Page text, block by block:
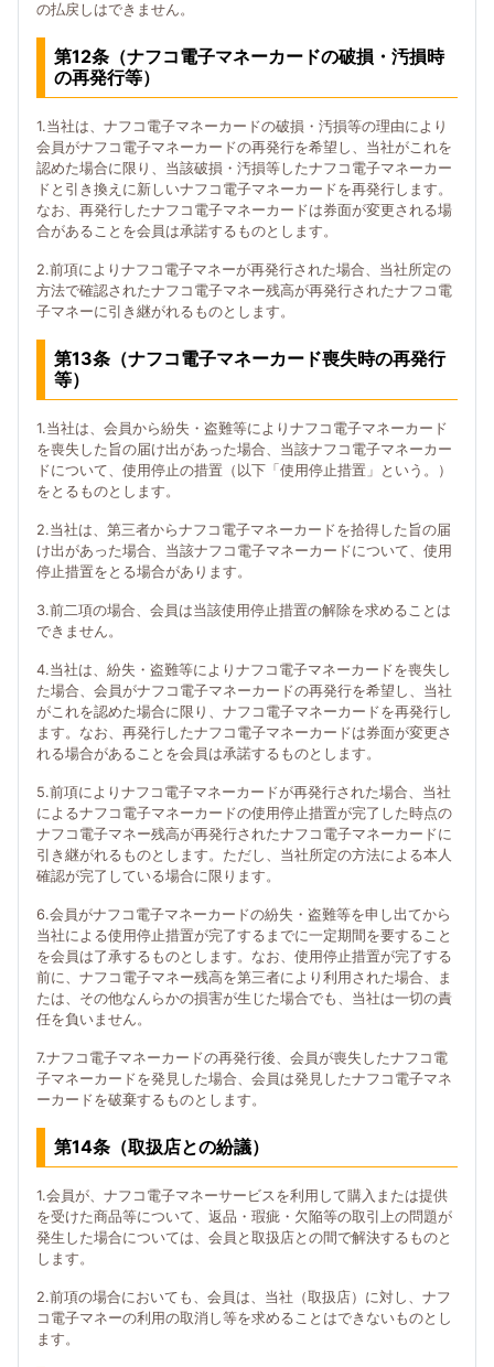
の払戻しはできません。
第12条（ナフコ電子マネーカードの破損・汚損時
の再発行等）
1.当社は、ナフコ電子マネーカードの破損・汚損等の理由により
会員がナフコ電子マネーカードの再発行を希望し、当社がこれを
認めた場合に限り、当該破損・汚損等したナフコ電子マネーカー
ドと引き換えに新しいナフコ電子マネーカードを再発行します。
なお、再発行したナフコ電子マネーカードは券面が変更される場
合があることを会員は承諾するものとします。
2.前項によりナフコ電子マネーが再発行された場合、当社所定の
方法で確認されたナフコ電子マネー残高が再発行されたナフコ電
子マネーに引き継がれるものとします。
第13条（ナフコ電子マネーカード喪失時の再発行
等）
1.当社は、会員から紛失・盗難等によりナフコ電子マネーカード
を喪失した旨の届け出があった場合、当該ナフコ電子マネーカー
ドについて、使用停止の措置（以下「使用停止措置」という。）
をとるものとします。
2.当社は、第三者からナフコ電子マネーカードを拾得した旨の届
け出があった場合、当該ナフコ電子マネーカードについて、使用
停止措置をとる場合があります。
3.前二項の場合、会員は当該使用停止措置の解除を求めることは
できません。
4.当社は、紛失・盗難等によりナフコ電子マネーカードを喪失し
た場合、会員がナフコ電子マネーカードの再発行を希望し、当社
がこれを認めた場合に限り、ナフコ電子マネーカードを再発行し
ます。なお、再発行したナフコ電子マネーカードは券面が変更さ
れる場合があることを会員は承諾するものとします。
5.前項によりナフコ電子マネーカードが再発行された場合、当社
によるナフコ電子マネーカードの使用停止措置が完了した時点の
ナフコ電子マネー残高が再発行されたナフコ電子マネーカードに
引き継がれるものとします。ただし、当社所定の方法による本人
確認が完了している場合に限ります。
6.会員がナフコ電子マネーカードの紛失・盗難等を申し出てから
当社による使用停止措置が完了するまでに一定期間を要すること
を会員は了承するものとします。なお、使用停止措置が完了する
前に、ナフコ電子マネー残高を第三者により利用された場合、ま
たは、その他なんらかの損害が生じた場合でも、当社は一切の責
任を負いません。
7.ナフコ電子マネーカードの再発行後、会員が喪失したナフコ電
子マネーカードを発見した場合、会員は発見したナフコ電子マネ
ーカードを破棄するものとします。
第14条（取扱店との紛議）
1.会員が、ナフコ電子マネーサービスを利用して購入または提供
を受けた商品等について、返品・瑕疵・欠陥等の取引上の問題が
発生した場合については、会員と取扱店との間で解決するものと
します。
2.前項の場合においても、会員は、当社（取扱店）に対し、ナフ
コ電子マネーの利用の取消し等を求めることはできないものとし
ます。